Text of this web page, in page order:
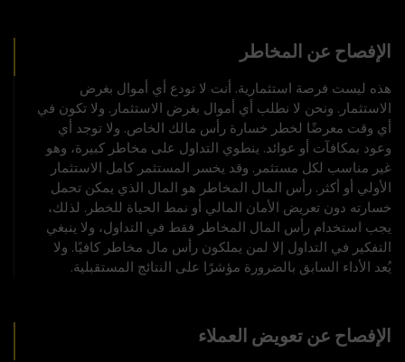
الإفصاح عن المخاطر
هذه ليست فرصة استثمارية. أنت لا تودع أي أموال بغرض
الاستثمار. ونحن لا نطلب أي أموال بغرض الاستثمار. ولا تكون في
أي وقت معرضًا لخطر خسارة رأس مالك الخاص. ولا توجد أي
وعود بمكافآت أو عوائد. ينطوي التداول على مخاطر كبيرة، وهو
غير مناسب لكل مستثمر. وقد يخسر المستثمر كامل الاستثمار
الأولي أو أكثر. رأس المال المخاطر هو المال الذي يمكن تحمل
خسارته دون تعريض الأمان المالي أو نمط الحياة للخطر. لذلك،
يجب استخدام رأس المال المخاطر فقط في التداول، ولا ينبغي
التفكير في التداول إلا لمن يملكون رأس مال مخاطر كافيًا. ولا
يُعد الأداء السابق بالضرورة مؤشرًا على النتائج المستقبلية.
الإفصاح عن تعويض العملاء